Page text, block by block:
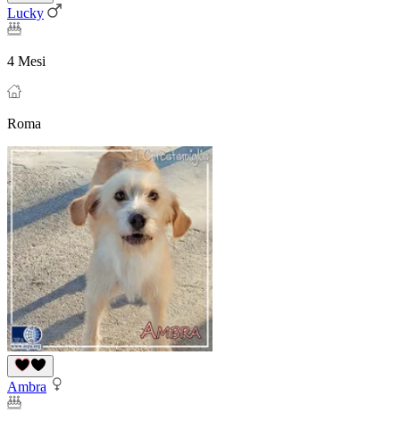
Lucky
4 Mesi
Roma
Ambra